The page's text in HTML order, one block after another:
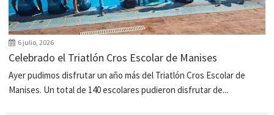
6 julio, 2026
Celebrado el Triatlón Cros Escolar de Manises
Ayer pudimos disfrutar un año más del Triatlón Cros Escolar de
Manises. Un total de 140 escolares pudieron disfrutar de...